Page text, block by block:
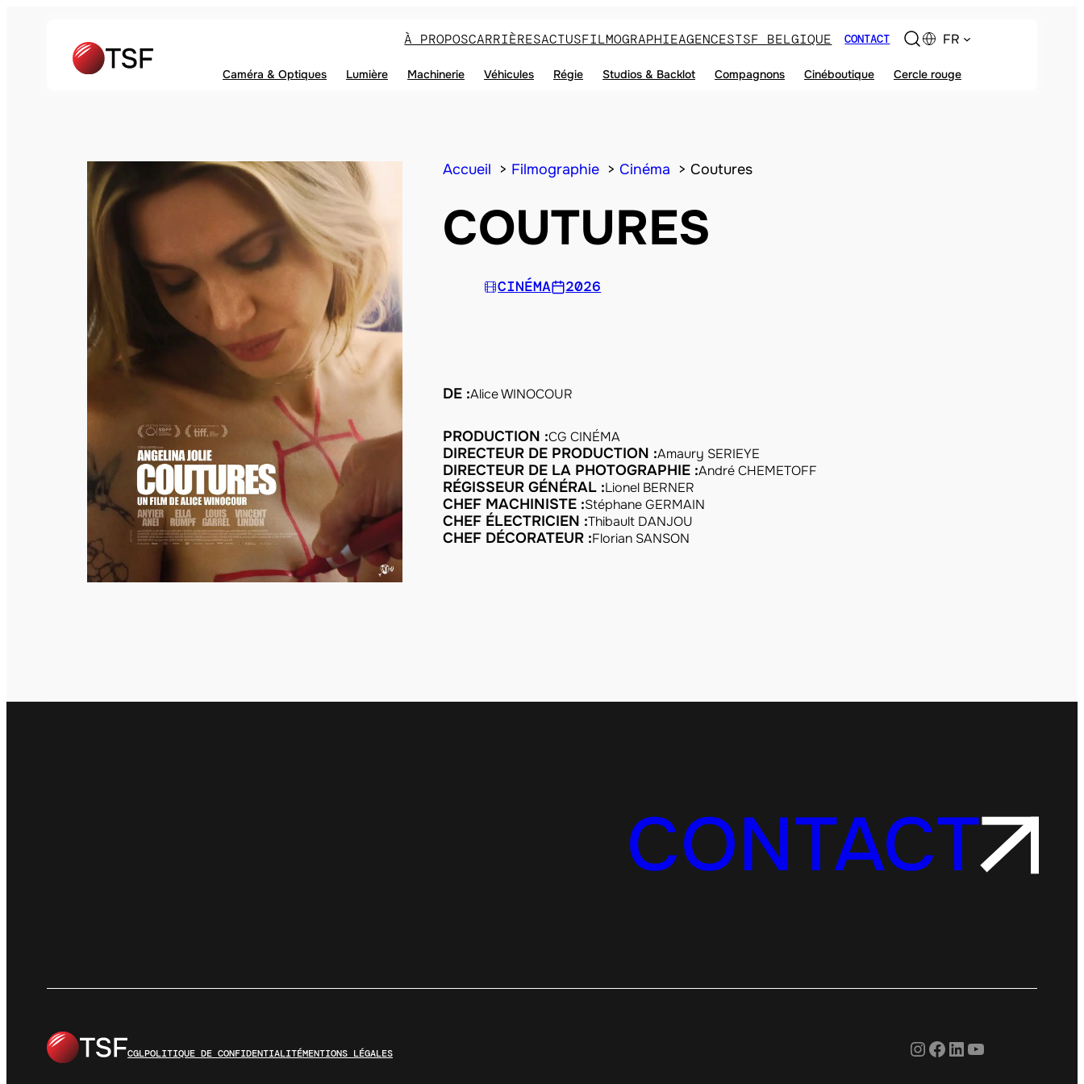
À PROPOSCARRIÈRESACTUSFILMOGRAPHIEAGENCESTSF BELGIQUE CONTACT FR
Caméra & Optiques Lumière Machinerie Véhicules Régie Studios & Backlot Compagnons Cinéboutique Cercle rouge
Accueil Filmographie Cinéma Coutures
COUTURES
CINÉMA 2026
DE :Alice WINOCOUR
PRODUCTION :CG CINÉMA
DIRECTEUR DE PRODUCTION :Amaury SERIEYE
DIRECTEUR DE LA PHOTOGRAPHIE :André CHEMETOFF
RÉGISSEUR GÉNÉRAL :Lionel BERNER
CHEF MACHINISTE :Stéphane GERMAIN
CHEF ÉLECTRICIEN :Thibault DANJOU
CHEF DÉCORATEUR :Florian SANSON
CONTACT
CGLPOLITIQUE DE CONFIDENTIALITÉMENTIONS LÉGALES Instagram
Facebook
LinkedIn
YouTube